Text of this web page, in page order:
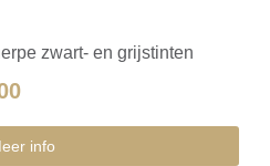
zwart- en grijstinten
info